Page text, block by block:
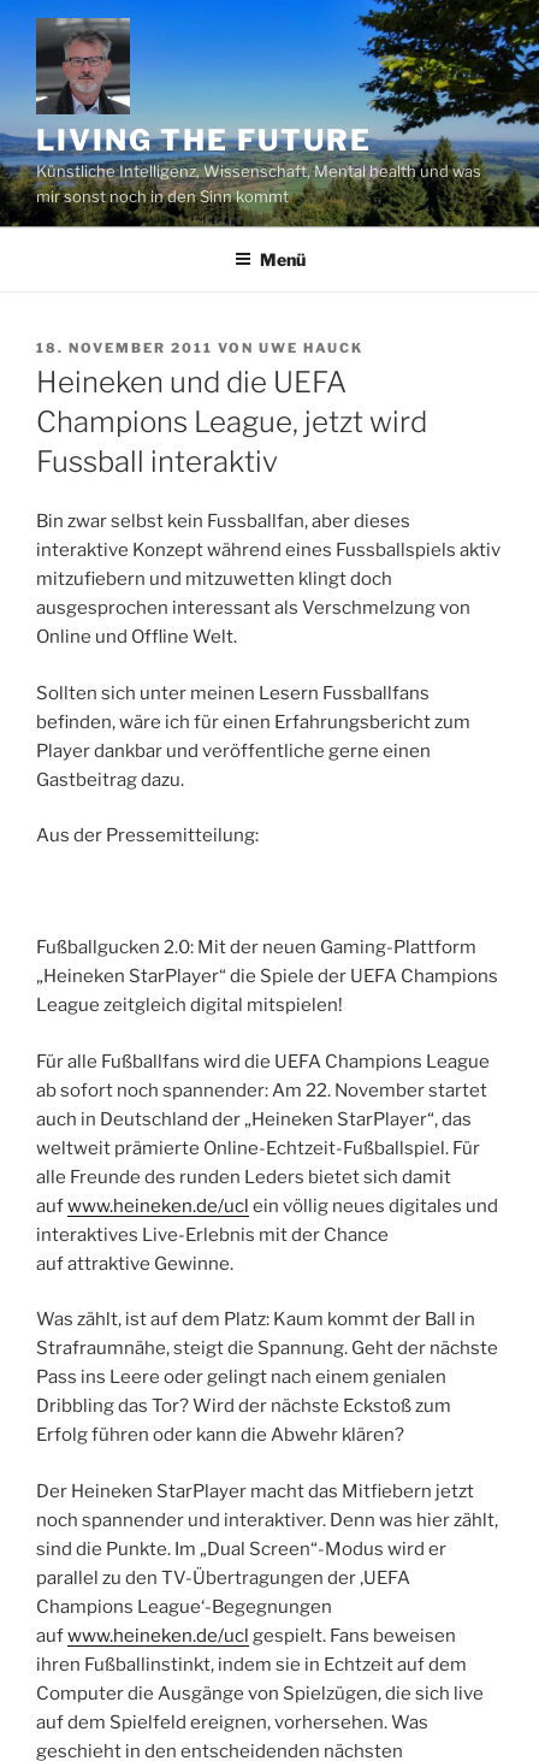
Zum
Inhalt
springen
LIVING THE FUTURE
Künstliche Intelligenz, Wissenschaft, Mental health und was
mir sonst noch in den Sinn kommt
Menü
VERÖFFENTLICHT
AM
18. NOVEMBER 2011 VON UWE HAUCK
Heineken und die UEFA
Champions League, jetzt wird
Fussball interaktiv
Bin zwar selbst kein Fussballfan, aber dieses
interaktive Konzept während eines Fussballspiels aktiv
mitzufiebern und mitzuwetten klingt doch
ausgesprochen interessant als Verschmelzung von
Online und Offline Welt.
Sollten sich unter meinen Lesern Fussballfans
befinden, wäre ich für einen Erfahrungsbericht zum
Player dankbar und veröffentliche gerne einen
Gastbeitrag dazu.
Aus der Pressemitteilung:
Fußballgucken 2.0: Mit der neuen Gaming-Plattform
„Heineken StarPlayer“ die Spiele der UEFA Champions
League zeitgleich digital mitspielen!
Für alle Fußballfans wird die UEFA Champions League
ab sofort noch spannender: Am 22. November startet
auch in Deutschland der „Heineken StarPlayer“, das
weltweit prämierte Online-Echtzeit-Fußballspiel. Für
alle Freunde des runden Leders bietet sich damit
aufwww.heineken.de/ucl ein völlig neues digitales und
interaktives Live-Erlebnis mit der Chance
auf attraktive Gewinne.
Was zählt, ist auf dem Platz: Kaum kommt der Ball in
Strafraumnähe, steigt die Spannung. Geht der nächste
Pass ins Leere oder gelingt nach einem genialen
Dribbling das Tor? Wird der nächste Eckstoß zum
Erfolg führen oder kann die Abwehr klären?
Der Heineken StarPlayer macht das Mitfiebern jetzt
noch spannender und interaktiver. Denn was hier zählt,
sind die Punkte. Im „Dual Screen“-Modus wird er
parallel zu den TV-Übertragungen der ‚UEFA
Champions League‘-Begegnungen
aufwww.heineken.de/ucl gespielt. Fans beweisen
ihren Fußballinstinkt, indem sie in Echtzeit auf dem
Computer die Ausgänge von Spielzügen, die sich live
auf dem Spielfeld ereignen, vorhersehen. Was
geschieht in den entscheidenden nächsten